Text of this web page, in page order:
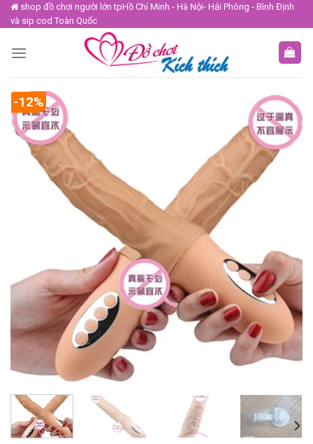
Skip
to
shop đồ chơi người lớn tpHồ Chí Minh - Hà Nội- Hải Phòng - Bình Định
và sip cod Toàn Quốc
-12%